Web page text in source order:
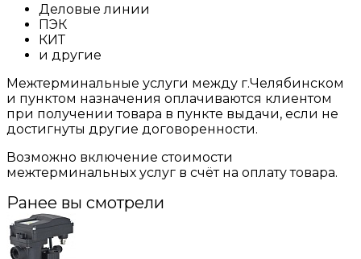
Деловые линии
ПЭК
КИТ
и другие
Межтерминальные услуги между г.Челябинском
и пунктом назначения оплачиваются клиентом
при получении товара в пункте выдачи, если не
достигнуты другие договоренности.
Возможно включение стоимости
межтерминальных услуг в счёт на оплату товара.
Ранее вы смотрели